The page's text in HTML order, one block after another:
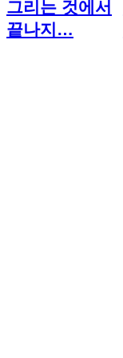
그리는 것에서
끝나지…